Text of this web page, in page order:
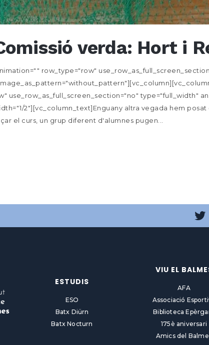
verda: Hort i
row_type="row"
use_row_as_full_screen_section="no" type="full_width"
2"][vc_column_text]Enguany altra vegada hem
el curs, un grup diferent d'alumnes pugen...
ESTUDIS
ESO
Batx Diürn
Batx Nocturn
VIU EL
AFA
Associació
Biblioteca
175è aniversari
Amics del